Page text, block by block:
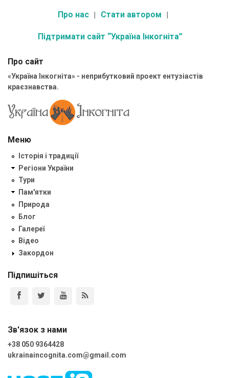
Про нас Стати автором
Підтримати сайт “Україна Інкогніта”
Про сайт
«Україна Інкогніта» - неприбутковий проект ентузіастів
краєзнавства.
Меню
Історія і традиції
Регіони України
Тури
Пам'ятки
Природа
Блог
Галереї
Відео
Закордон
Підпишіться
Зв'язок з нами
+38 050 9364428
ukrainaincognita.com@gmail.com